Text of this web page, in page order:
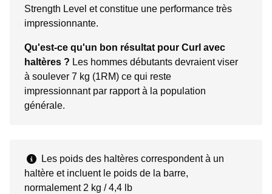
Strength Level et constitue une performance très
impressionnante.
Qu'est-ce qu'un bon résultat pour Curl avec
haltères ? Les hommes débutants devraient viser
à soulever 7 kg (1RM) ce qui reste
impressionnant par rapport à la population
générale.
Les poids des haltères correspondent à un
haltère et incluent le poids de la barre,
normalement 2 kg / 4,4 lb